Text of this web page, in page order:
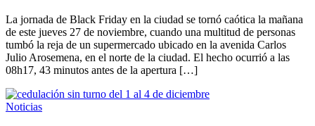
La jornada de Black Friday en la ciudad se tornó caótica la mañana
de este jueves 27 de noviembre, cuando una multitud de personas
tumbó la reja de un supermercado ubicado en la avenida Carlos
Julio Arosemena, en el norte de la ciudad. El hecho ocurrió a las
08h17, 43 minutos antes de la apertura […]
Noticias